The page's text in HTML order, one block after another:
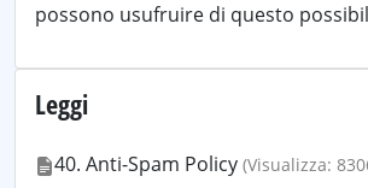
possono usufruire di questo
Leggi
40. Anti-Spam Policy (Visualizza: